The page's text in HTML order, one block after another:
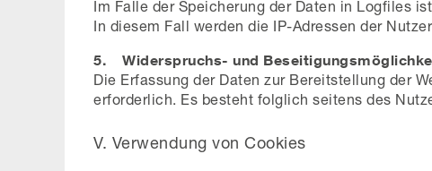
Im Falle der Speicherung der Daten in Logfiles
In diesem Fall werden die IP-Adressen der
5. Widerspruchs- und
Die Erfassung der Daten zur Bereitstellung der
erforderlich. Es besteht folglich seitens des
V. Verwendung von Cookies